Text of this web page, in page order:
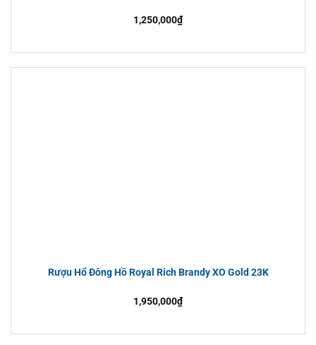
1,250,000₫
Rượu Hổ Đông Hồ Royal Rich Brandy XO Gold 23K
1,950,000₫